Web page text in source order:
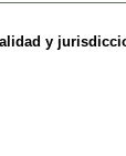
y